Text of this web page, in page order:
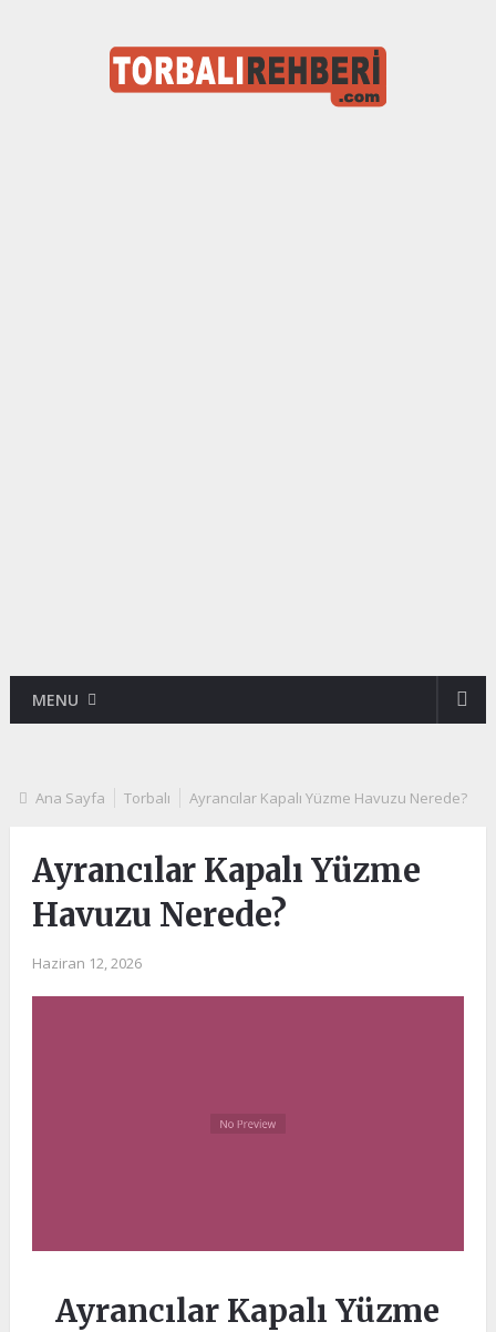
MENU
Ana Sayfa Torbalı Ayrancılar Kapalı Yüzme Havuzu Nerede?
Ayrancılar Kapalı Yüzme
Havuzu Nerede?
Haziran 12, 2026
Ayrancılar Kapalı Yüzme